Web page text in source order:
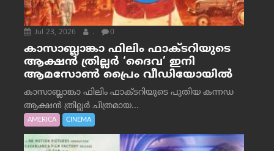
Jul 23, 2026 . 0
കാസാബ്ലാങ്കാ ഫിലിം ഫാക്ടറിയുടെ
ആക്ഷൻ ത്രില്ലർ ‘ദൈവ’ ഇനി
ആമസോൺ പ്രൈം വീഡിയോയിൽ
കാസാബ്ലാങ്കാ ഫിലിം ഫാക്ടറിയുടെ പുതിയ കന്നഡ
ആക്ഷൻ ത്രില്ലർ ചിത്രമായ...
AMERICA CINEMA